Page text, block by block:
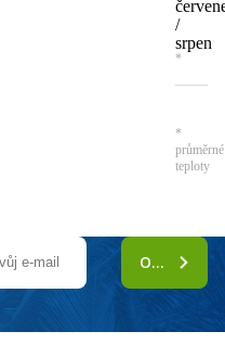
/
srpen
*
*
průměrné
teploty
ODEBÍRAT